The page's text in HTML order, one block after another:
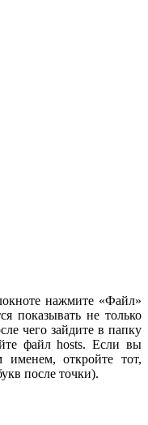
нажмите «Файл»
показывать не только
чего зайдите в папку
файл hosts. Если вы
именем, откройте тот,
после точки).